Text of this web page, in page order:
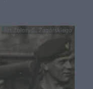
fot.Zbiory S. Zagórskiego